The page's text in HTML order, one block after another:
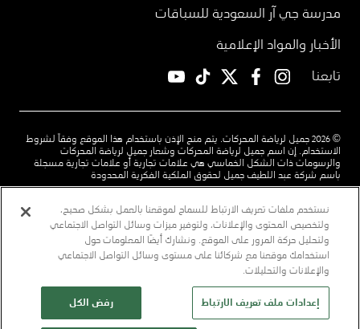
مدرسة جي آر السعودية للسباقات
الأخبار والمواد الإعلامية
تابعنا
instagram
facebook
twitter
TikTok
© 2026 جميل لرياضة المحركات. يتم منح الإذن باستخدام هذا الموقع وفقاً لشروط
الاستخدام. إن اسم جميل لرياضة المحركات وشعار جميل لرياضة المحركات
والرسومات ذات الشكل الخماسي هي علامات تجارية أو علامات تجارية مسجلة
باسم شركة عبد اللطيف جميل لحقوق الملكية الفكرية المحدودة
قم بتنزيل تطبيق رؤى لدينا تابعنا
alj.com
jimco.com
نستخدم ملفات تعريف الارتباط للسماح لموقعنا بالعمل بشكل صحيح،
ولتخصيص المحتوى والإعلانات، ولتوفير ميزات وسائل التواصل الاجتماعي
ولتحليل حركة المرور على الموقع. ونشارك أيضًا المعلومات حول
استخدامك موقعنا مع شركائنا على مستوى وسائل التواصل الاجتماعي
والإعلانات والتحليلات.
إعدادات ملف تعريف الارتباط
رفض الكل